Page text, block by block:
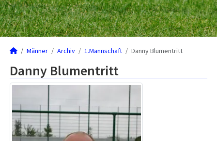
Männer Archiv 1.Mannschaft Danny Blumentritt
Danny Blumentritt